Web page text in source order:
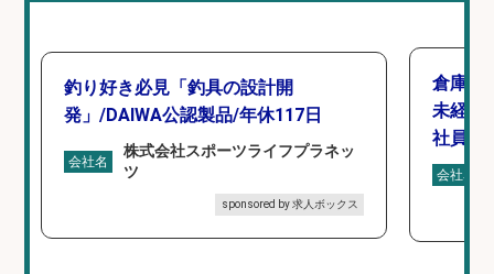
釣り好き必見「釣具の設計開
発」/DAIWA公認製品/年休117日
会社名
株式会社スポーツライフプラネッ
ツ
sponsored by 求人ボックス
倉庫で
未経験
社員登
会社名